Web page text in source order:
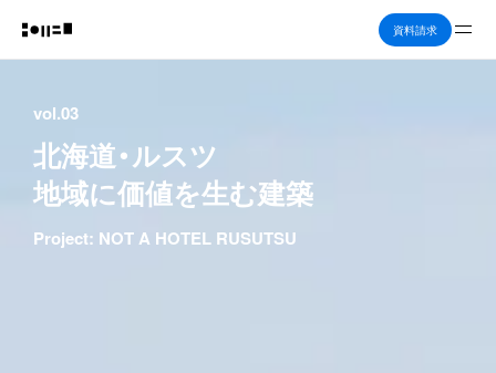
資料請求
vol.03
北海道・ルスツ
地域に価値を生む建築
Project: NOT A HOTEL RUSUTSU